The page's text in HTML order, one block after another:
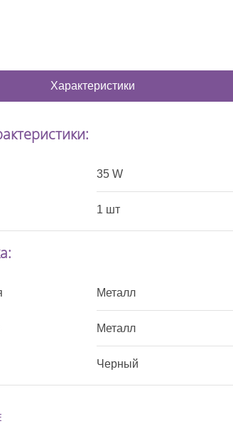
Характеристики
35 W
1 шт
Металл
Металл
Черный